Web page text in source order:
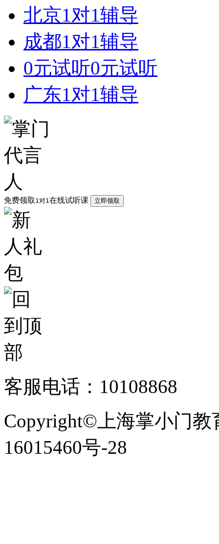
北京1对1辅导
成都1对1辅导
0元试听0元试听
广东1对1辅导
免费领取 1对1在线试听课 立即领取
客服电话：10108868
Copyright©上海掌小门教
16015460号-28